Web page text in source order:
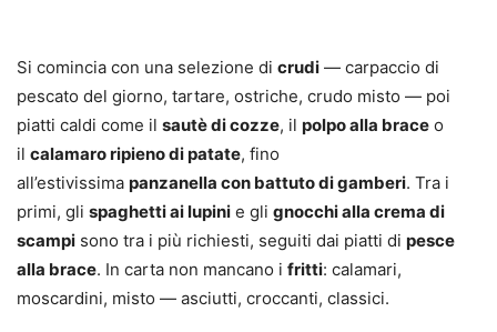
Si comincia con una selezione di crudi — carpaccio di
pescato del giorno, tartare, ostriche, crudo misto — poi
piatti caldi come il sautè di cozze, il polpo alla brace o
il calamaro ripieno di patate, fino
all’estivissima panzanella con battuto di gamberi. Tra i
primi, gli spaghetti ai lupini e gli gnocchi alla crema di
scampi sono tra i più richiesti, seguiti dai piatti di pesce
alla brace. In carta non mancano i fritti: calamari,
moscardini, misto — asciutti, croccanti, classici.